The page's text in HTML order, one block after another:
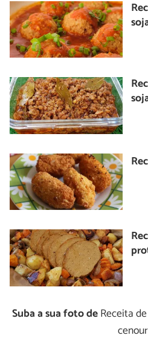
Suba a sua foto deReceita